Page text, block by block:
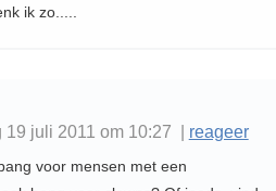
ik zo.....
juli 2011 om 10:27 | reageer
voor mensen met een